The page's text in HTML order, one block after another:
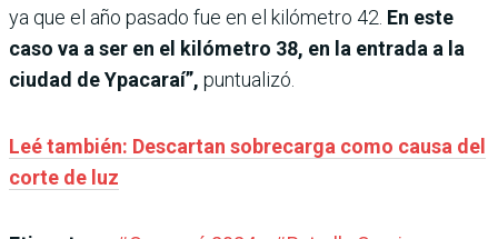
ya que el año pasado fue en el kilómetro 42. En este
caso va a ser en el kilómetro 38, en la entrada a la
ciudad de Ypacaraí”, puntualizó.
Leé también: Descartan sobrecarga como causa del
corte de luz